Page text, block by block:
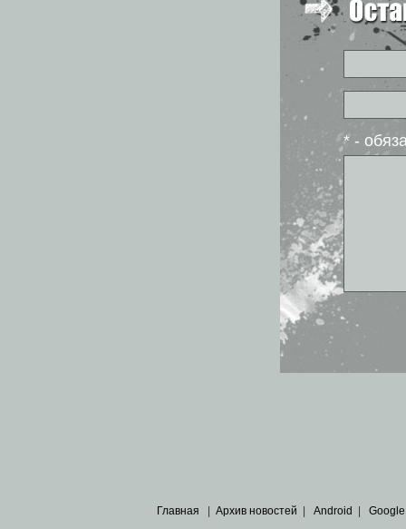
* -
Главная Архив новостей Android Google